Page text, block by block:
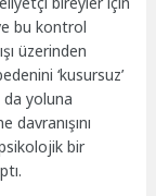
bu kontrol
üzerinden
‘kusursuz’
da yoluna
davranışını
bir